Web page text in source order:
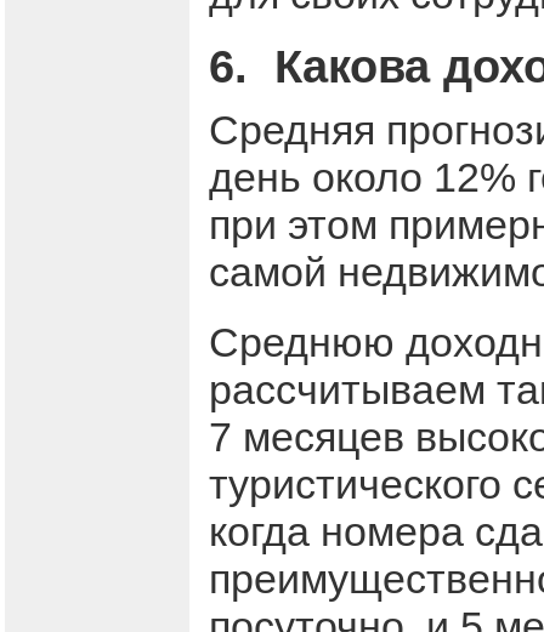
6. Какова
Средняя
день около 12%
при этом
самой
Среднюю
рассчитываем
7 месяцев
туристического
когда номера